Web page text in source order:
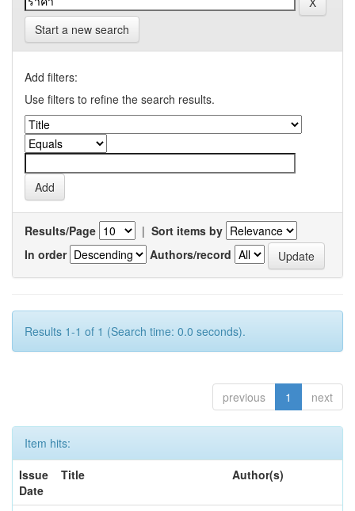
Start a new search
Add filters:
Use filters to refine the search results.
Results/Page | Sort items by
In order
Authors/record
Results 1-1 of 1 (Search time: 0.0 seconds).
previous 1 next
Item hits:
Issue
Date
Title Author(s)